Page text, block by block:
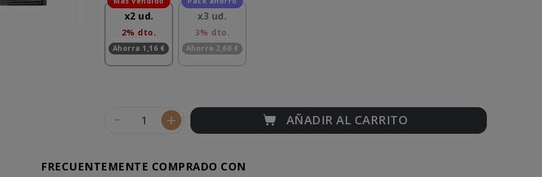
x2 ud.
2% dto.
Ahorra 1,16 €
x3 ud.
3% dto.
Ahorra 2,60 €
- + AÑADIR AL CARRITO
FRECUENTEMENTE COMPRADO CON